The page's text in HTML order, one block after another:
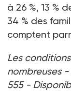
à 26 %, 13 %
34 % des
comptent
Les
nombreuses -
555 -